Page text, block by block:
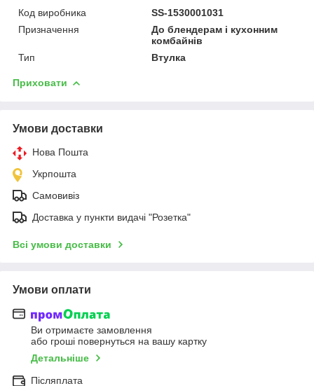
Код виробника
SS-1530001031
Призначення
До блендерам і кухонним
комбайнів
Тип
Втулка
Приховати
Умови доставки
Нова Пошта
Укрпошта
Самовивіз
Доставка у пункти видачі "Розетка"
Всі умови доставки
Умови оплати
Ви отримаєте замовлення
або гроші повернуться на вашу картку
Детальніше
Післяплата